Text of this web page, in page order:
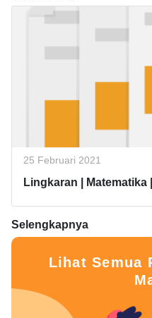
25 Februari 2021
Lingkaran | Matematika
Selengkapnya
Lihat Semua